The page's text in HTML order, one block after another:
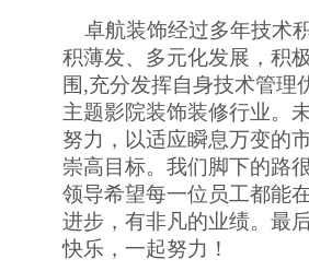
卓航装饰经过多年技术
积薄发、多元化发展， 积
围,充分发挥自身技术管理
主题影院装饰装修行业。
努力，以适应瞬息万变的
崇高目标。我们脚下的路
领导希望每一位员工都能
进步，有非凡的业绩。最
快乐，一起努力！